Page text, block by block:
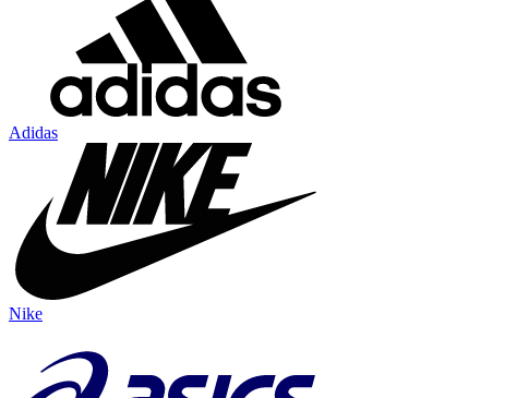
Adidas
Nike